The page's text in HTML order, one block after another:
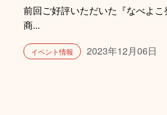
前回ご好評いただいた『なべよ
商...
イベント情報 2023年12月06日